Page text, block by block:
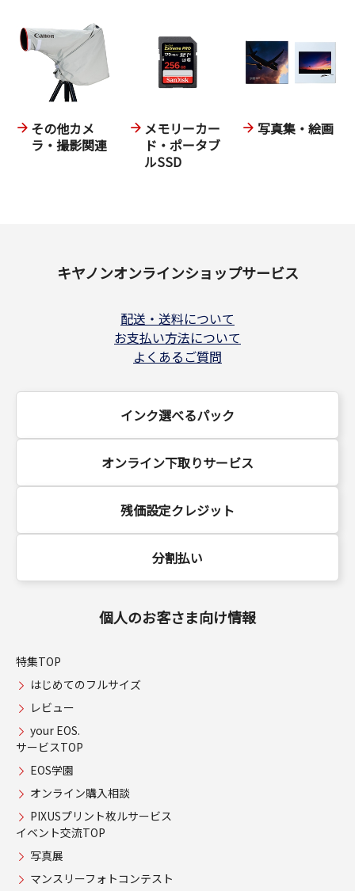
その他カメ
ラ・撮影関連
メモリーカー
ド・ポータブ
ルSSD
写真集・絵画
キヤノンオンラインショップサービス
配送・送料について
お支払い方法について
よくあるご質問
インク選べるパック
オンライン下取りサービス
残価設定クレジット
分割払い
個人のお客さま向け情報
特集TOP
はじめてのフルサイズ
レビュー
your EOS.
サービスTOP
EOS学園
オンライン購入相談
PIXUSプリント枚ルサービス
イベント交流TOP
写真展
マンスリーフォトコンテスト